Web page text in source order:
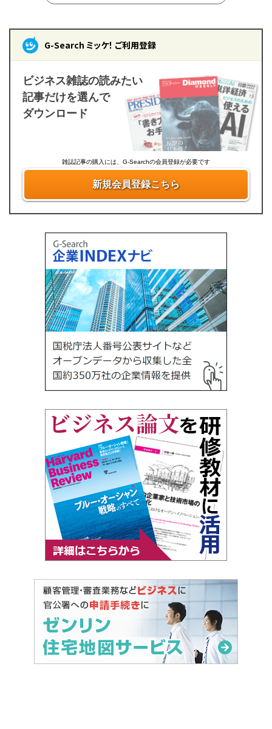
G-Search ミッケ！ ご利用登録
ビジネス雑誌の読みたい
記事だけを選んで
ダウンロード
雑誌記事の購入には、G-Searchの会員登録が必要です
新規会員登録こちら